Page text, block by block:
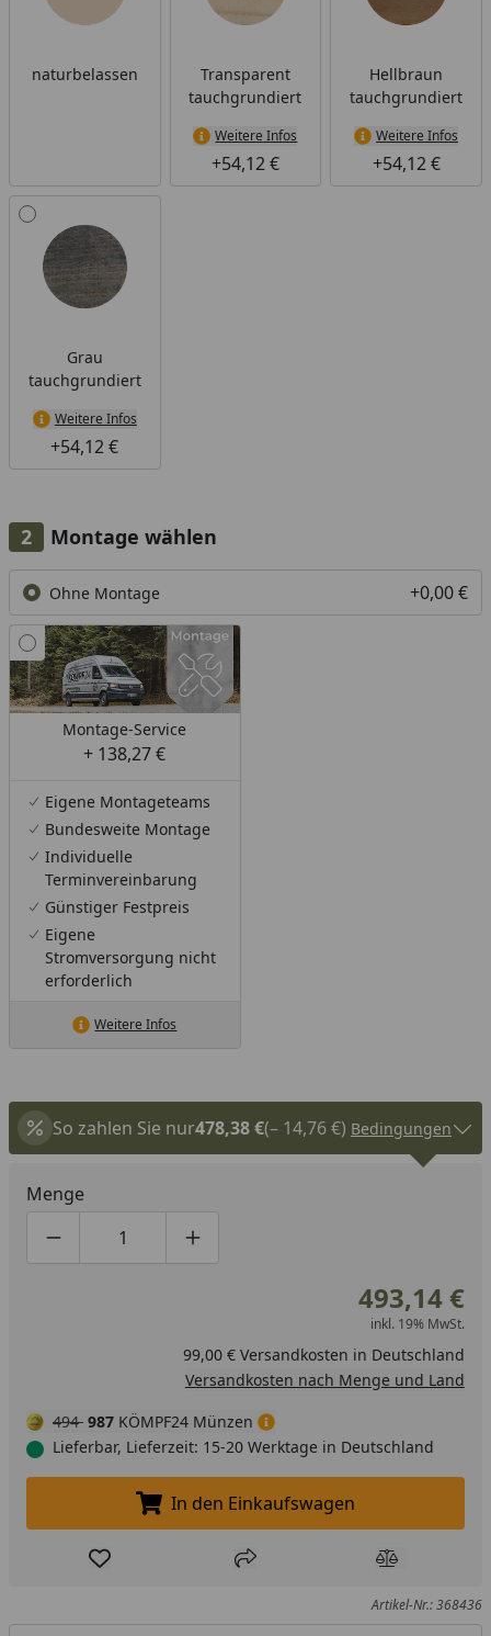
naturbelassen
Transparent
tauchgrundiert
Weitere Infos
+54,12 €
Hellbraun
tauchgrundiert
Weitere Infos
+54,12 €
Grau
tauchgrundiert
Weitere Infos
+54,12 €
Montage wählen
Ohne Montage +0,00 €
Montage-Service
+ 138,27 €
Eigene Montageteams
Bundesweite Montage
Individuelle
Terminvereinbarung
Günstiger Festpreis
Eigene
Stromversorgung nicht
erforderlich
Weitere Infos
So zahlen Sie nur478,38 €(– 14,76 €) Bedingungen
Menge
Produktmenge um eins verringern
Produktmenge manuell eingeben
Produktmenge um eins erhöhen
493,14 €
inkl. 19% MwSt.
99,00 € Versandkosten in Deutschland
Versandkosten nach Menge und Land
494 987 KÖMPF24 Münzen
Lieferbar, Lieferzeit: 15-20 Werktage in Deutschland
In den Einkaufswagen legen
In den Einkaufswagen
Produkt zur Wunschliste hinzufügen
Teilen Produkt
Artikel-Nr.: 368436